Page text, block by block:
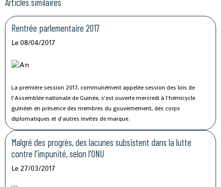
Rentrée parlementaire 2017
Le 08/04/2017
La première session 2017, communément appelée session des lois de
l'Assemblée nationale de Guinée, s'est ouverte mercredi à l'hémicycle
guinéen en présence des membres du gouvernement, des corps
diplomatiques et d'autres invités de marque.
Malgré des progrès, des lacunes subsistent dans la lutte
contre l'impunité, selon l'ONU
Le 27/03/2017